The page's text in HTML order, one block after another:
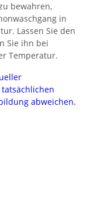
bewahren,
in
Lassen Sie den
Sie ihn bei
Temperatur.
abweichen.